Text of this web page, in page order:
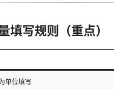
填写规则（重点）
单位填写